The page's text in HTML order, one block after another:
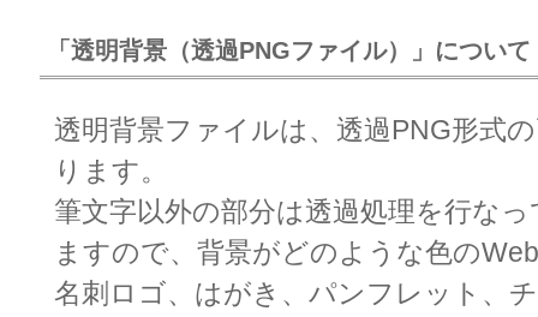
「透明背景（透過PNGファイル）」について
透明背景ファイルは、透過PNG形式
ります。
筆文字以外の部分は透過処理を行な
ますので、背景がどのような色の
名刺ロゴ、はがき、パンフレット、